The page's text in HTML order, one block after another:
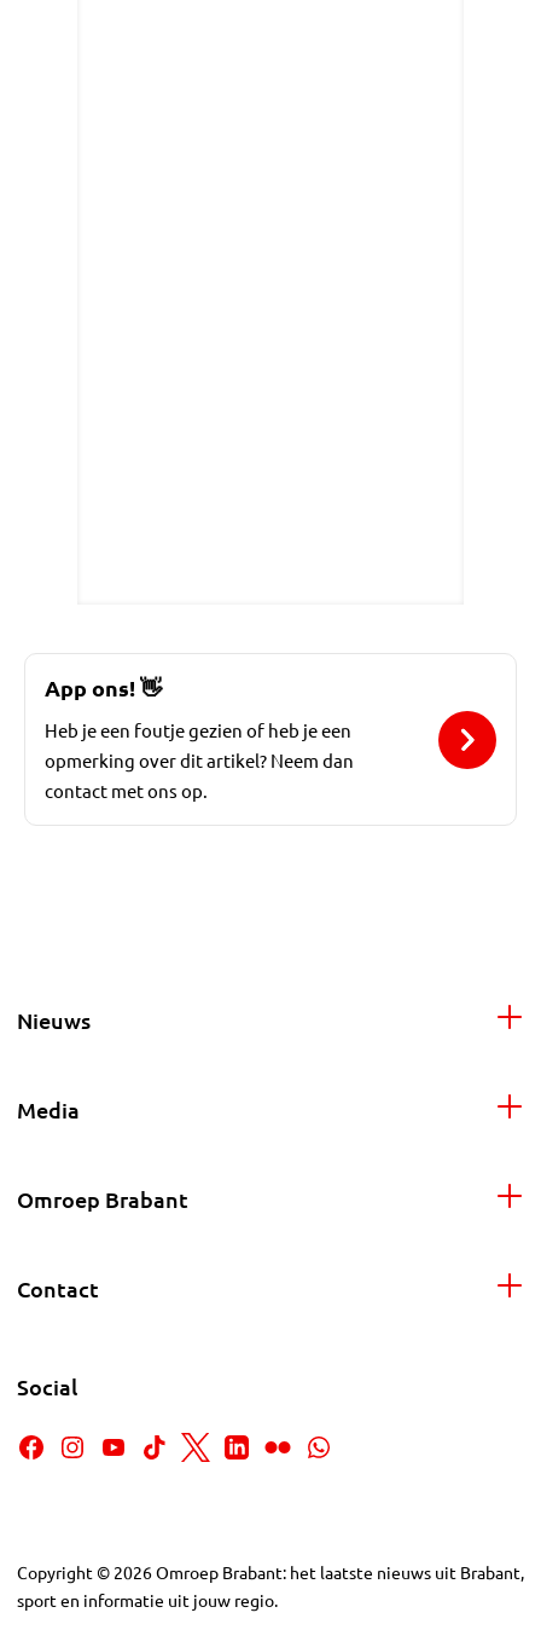
App ons!👋
Heb je een foutje gezien of heb je een
opmerking over dit artikel? Neem dan
contact met ons op.
Nieuws
Media
Omroep Brabant
Contact
Social
Copyright © 2026Omroep Brabant: het laatste nieuws uit Brabant,
sport en informatie uit jouw regio.